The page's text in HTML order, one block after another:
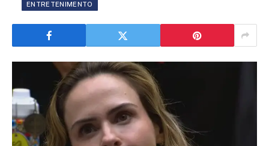
ENTRETENIMENTO